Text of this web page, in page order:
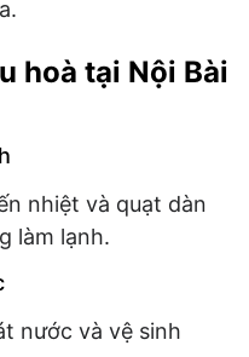
hoà tại Nội Bài
nhiệt và quạt dàn
làm lạnh.
nước và vệ sinh